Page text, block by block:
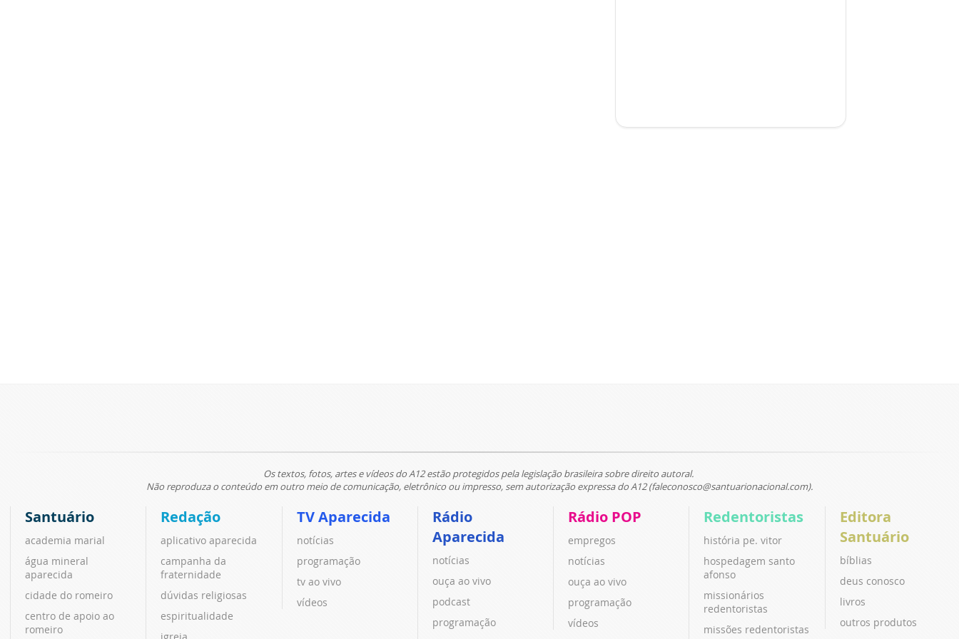
Os textos, fotos, artes e vídeos do A12 estão protegidos pela legislação brasileira sobre direito autoral.
Não reproduza o conteúdo em outro meio de comunicação, eletrônico ou impresso, sem autorização expressa do A12 (faleconosco@santuarionacional.com).
Santuário
academia marial
água mineral
aparecida
cidade do romeiro
centro de apoio ao
romeiro
Redação
aplicativo aparecida
campanha da
fraternidade
dúvidas religiosas
espiritualidade
igreja
TV Aparecida
notícias
programação
tv ao vivo
vídeos
Rádio
Aparecida
notícias
ouça ao vivo
podcast
programação
Rádio POP
empregos
notícias
ouça ao vivo
programação
vídeos
Redentoristas
história pe. vitor
hospedagem santo
afonso
missionários
redentoristas
missões redentoristas
Editora
Santuário
bíblias
deus conosco
livros
outros produtos